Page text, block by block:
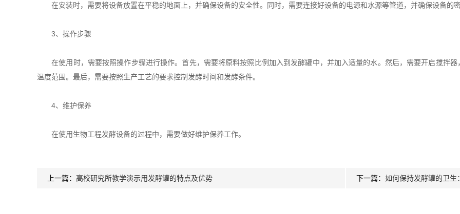
在安装时，需要将设备放置在平稳的地面上，并确保设备的安全性。同时，需要连接好设备的电源和水源等管道，并确保设备的密
3、操作步骤
在使用时，需要按照操作步骤进行操作。首先，需要将原料按照比例加入到发酵罐中，并加入适量的水。然后，需要开启搅拌器
温度范围。最后，需要按照生产工艺的要求控制发酵时间和发酵条件。
4、维护保养
在使用生物工程发酵设备的过程中，需要做好维护保养工作。
上一篇： 高校研究所教学演示用发酵罐的特点及优势 下一篇： 如何保持发酵罐的卫生